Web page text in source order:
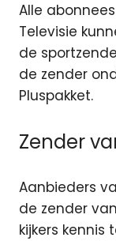
Alle
Televisie
de
de zender
Pluspakket.
Zender
Aanbieders
de zender
kijkers